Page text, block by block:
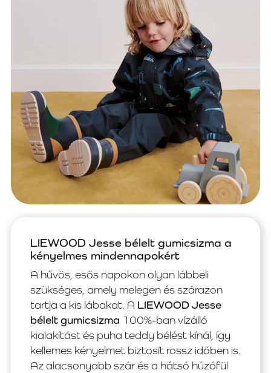
LIEWOOD Jesse bélelt gumicsizma a
kényelmes mindennapokért
A hűvös, esős napokon olyan lábbeli
szükséges, amely melegen és szárazon
tartja a kis lábakat. A LIEWOOD Jesse
bélelt gumicsizma 100%-ban vízálló
kialakítást és puha teddy bélést kínál, így
kellemes kényelmet biztosít rossz időben is.
Az alacsonyabb szár és a hátsó húzófül